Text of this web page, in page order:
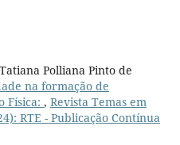
Polliana Pinto de
na formação de
Física: , Revista Temas em
RTE - Publicação Contínua